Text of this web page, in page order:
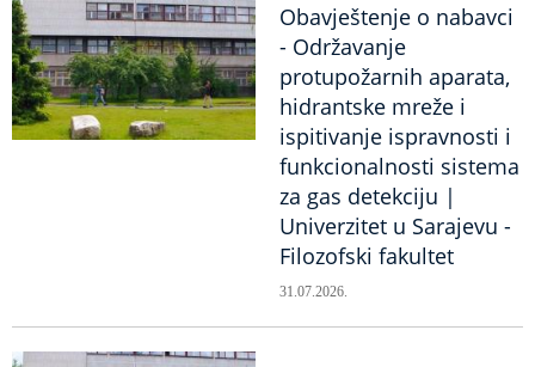
Obavještenje o nabavci
- Održavanje
protupožarnih aparata,
hidrantske mreže i
ispitivanje ispravnosti i
funkcionalnosti sistema
za gas detekciju |
Univerzitet u Sarajevu -
Filozofski fakultet
31.07.2026.